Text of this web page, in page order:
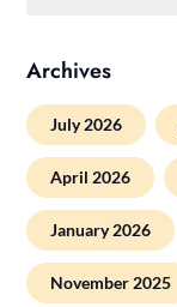
Archives
July 2026
April 2026
January 2026
November 2025